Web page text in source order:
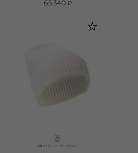
65 340 ₽